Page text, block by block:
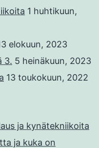
1 huhtikuun,
elokuun, 2023
3. 5 heinäkuun, 2023
13 toukokuun, 2022
ja kynätekniikoita
ja kuka on